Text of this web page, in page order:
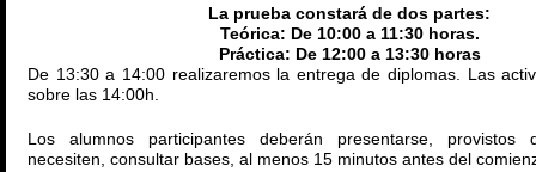
La prueba constará de dos partes:
Teórica: De 10:00 a 11:30 horas.
Práctica: De 12:00 a 13:30 horas
De 13:30 a 14:00 realizaremos la entrega de diplomas. Las
sobre las 14:00h.
Los alumnos participantes deberán presentarse, provistos
necesiten, consultar bases, al menos 15 minutos antes del